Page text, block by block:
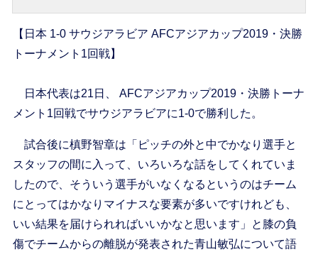
【日本 1-0 サウジアラビア AFCアジアカップ2019・決勝
トーナメント1回戦】
日本代表は21日、 AFCアジアカップ2019・決勝トーナ
メント1回戦でサウジアラビアに1-0で勝利した。
試合後に槙野智章は「ピッチの外と中でかなり選手と
スタッフの間に入って、いろいろな話をしてくれていま
したので、そういう選手がいなくなるというのはチーム
にとってはかなりマイナスな要素が多いですけれども、
いい結果を届けられればいいかなと思います」と膝の負
傷でチームからの離脱が発表された青山敏弘について語